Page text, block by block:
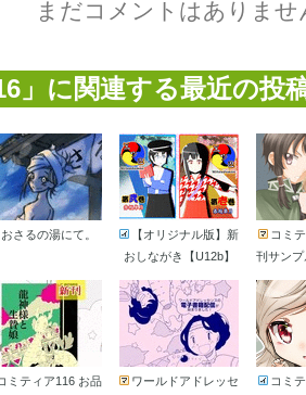
まだコメントはありませ
」に関連する最近の投
おさるの湯にて。
【オリジナル版】新
おしながき【U12b】
コミ
刊サン
ミティア116 お品
ワールドアドレッセ
コミ